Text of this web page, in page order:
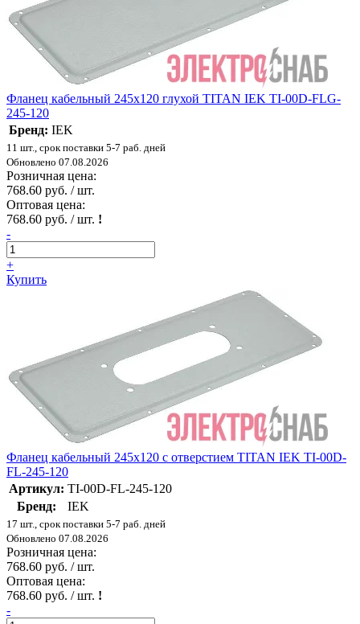
Фланец кабельный 245х120 глухой TITAN IEK TI-00D-FLG-
245-120
Бренд: IEK
11 шт., срок поставки 5-7 раб. дней
Обновлено 07.08.2026
Розничная цена:
768.60 руб. / шт.
Оптовая цена:
768.60 руб. / шт. !
-
+
Купить
Фланец кабельный 245х120 с отверстием TITAN IEK TI-00D-
FL-245-120
Артикул: TI-00D-FL-245-120
Бренд:
IEK
17 шт., срок поставки 5-7 раб. дней
Обновлено 07.08.2026
Розничная цена:
768.60 руб. / шт.
Оптовая цена:
768.60 руб. / шт. !
-